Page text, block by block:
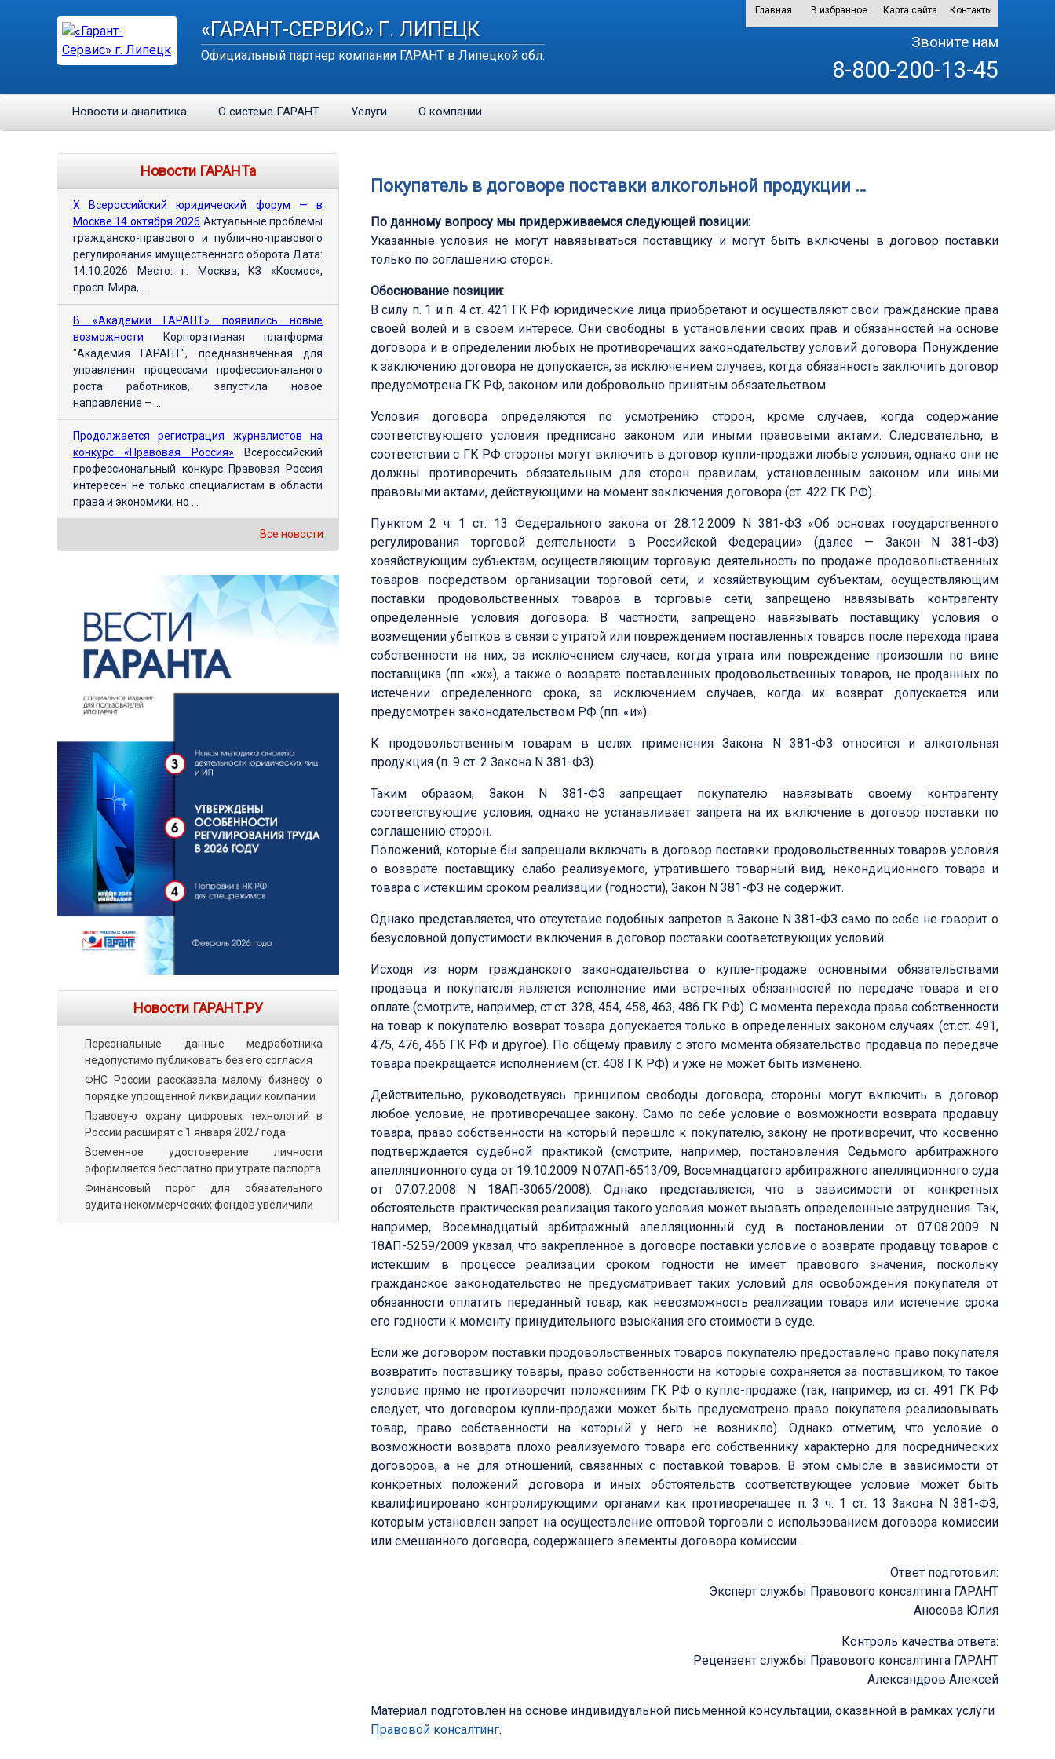
«ГАРАНТ-СЕРВИС» Г. ЛИПЕЦК
Официальный партнер компании ГАРАНТ в Липецкой обл.
Главная В избранное Карта сайта Контакты
Звоните нам
8-800-200-13-45
Новости и аналитика О системе ГАРАНТ Услуги О компании
Покупатель в договоре поставки алкогольной продукции …
По данному вопросу мы придерживаемся следующей позиции:
Указанные условия не могут навязываться поставщику и могут быть включены в договор поставки
только по соглашению сторон.
Обоснование позиции:
В силу п. 1 и п. 4 ст. 421 ГК РФ юридические лица приобретают и осуществляют свои гражданские права
своей волей и в своем интересе. Они свободны в установлении своих прав и обязанностей на основе
договора и в определении любых не противоречащих законодательству условий договора. Понуждение
к заключению договора не допускается, за исключением случаев, когда обязанность заключить договор
предусмотрена ГК РФ, законом или добровольно принятым обязательством.
Условия договора определяются по усмотрению сторон, кроме случаев, когда содержание
соответствующего условия предписано законом или иными правовыми актами. Следовательно, в
соответствии с ГК РФ стороны могут включить в договор купли-продажи любые условия, однако они не
должны противоречить обязательным для сторон правилам, установленным законом или иными
правовыми актами, действующими на момент заключения договора (ст. 422 ГК РФ).
Пунктом 2 ч. 1 ст. 13 Федерального закона от 28.12.2009 N 381-ФЗ «Об основах государственного
регулирования торговой деятельности в Российской Федерации» (далее — Закон N 381-ФЗ)
хозяйствующим субъектам, осуществляющим торговую деятельность по продаже продовольственных
товаров посредством организации торговой сети, и хозяйствующим субъектам, осуществляющим
поставки продовольственных товаров в торговые сети, запрещено навязывать контрагенту
определенные условия договора. В частности, запрещено навязывать поставщику условия о
возмещении убытков в связи с утратой или повреждением поставленных товаров после перехода права
собственности на них, за исключением случаев, когда утрата или повреждение произошли по вине
поставщика (пп. «ж»), а также о возврате поставленных продовольственных товаров, не проданных по
истечении определенного срока, за исключением случаев, когда их возврат допускается или
предусмотрен законодательством РФ (пп. «и»).
К продовольственным товарам в целях применения Закона N 381-ФЗ относится и алкогольная
продукция (п. 9 ст. 2 Закона N 381-ФЗ).
Таким образом, Закон N 381-ФЗ запрещает покупателю навязывать своему контрагенту
соответствующие условия, однако не устанавливает запрета на их включение в договор поставки по
соглашению сторон.
Положений, которые бы запрещали включать в договор поставки продовольственных товаров условия
о возврате поставщику слабо реализуемого, утратившего товарный вид, некондиционного товара и
товара с истекшим сроком реализации (годности), Закон N 381-ФЗ не содержит.
Однако представляется, что отсутствие подобных запретов в Законе N 381-ФЗ само по себе не говорит о
безусловной допустимости включения в договор поставки соответствующих условий.
Исходя из норм гражданского законодательства о купле-продаже основными обязательствами
продавца и покупателя является исполнение ими встречных обязанностей по передаче товара и его
оплате (смотрите, например, ст.ст. 328, 454, 458, 463, 486 ГК РФ). С момента перехода права собственности
на товар к покупателю возврат товара допускается только в определенных законом случаях (ст.ст. 491,
475, 476, 466 ГК РФ и другое). По общему правилу с этого момента обязательство продавца по передаче
товара прекращается исполнением (ст. 408 ГК РФ) и уже не может быть изменено.
Действительно, руководствуясь принципом свободы договора, стороны могут включить в договор
любое условие, не противоречащее закону. Само по себе условие о возможности возврата продавцу
товара, право собственности на который перешло к покупателю, закону не противоречит, что косвенно
подтверждается судебной практикой (смотрите, например, постановления Седьмого арбитражного
апелляционного суда от 19.10.2009 N 07АП-6513/09, Восемнадцатого арбитражного апелляционного суда
от 07.07.2008 N 18АП-3065/2008). Однако представляется, что в зависимости от конкретных
обстоятельств практическая реализация такого условия может вызвать определенные затруднения. Так,
например, Восемнадцатый арбитражный апелляционный суд в постановлении от 07.08.2009 N
18АП-5259/2009 указал, что закрепленное в договоре поставки условие о возврате продавцу товаров с
истекшим в процессе реализации сроком годности не имеет правового значения, поскольку
гражданское законодательство не предусматривает таких условий для освобождения покупателя от
обязанности оплатить переданный товар, как невозможность реализации товара или истечение срока
его годности к моменту принудительного взыскания его стоимости в суде.
Если же договором поставки продовольственных товаров покупателю предоставлено право покупателя
возвратить поставщику товары, право собственности на которые сохраняется за поставщиком, то такое
условие прямо не противоречит положениям ГК РФ о купле-продаже (так, например, из ст. 491 ГК РФ
следует, что договором купли-продажи может быть предусмотрено право покупателя реализовывать
товар, право собственности на который у него не возникло). Однако отметим, что условие о
возможности возврата плохо реализуемого товара его собственнику характерно для посреднических
договоров, а не для отношений, связанных с поставкой товаров. В этом смысле в зависимости от
конкретных положений договора и иных обстоятельств соответствующее условие может быть
квалифицировано контролирующими органами как противоречащее п. 3 ч. 1 ст. 13 Закона N 381-ФЗ,
которым установлен запрет на осуществление оптовой торговли с использованием договора комиссии
или смешанного договора, содержащего элементы договора комиссии.
Ответ подготовил:
Эксперт службы Правового консалтинга ГАРАНТ
Аносова Юлия
Контроль качества ответа:
Рецензент службы Правового консалтинга ГАРАНТ
Александров Алексей
Материал подготовлен на основе индивидуальной письменной консультации, оказанной в рамках услуги
Правовой консалтинг.
Новости ГАРАНТа
Х Всероссийский юридический форум — в
Москве 14 октября 2026 Актуальные проблемы
гражданско-правового и публично-правового
регулирования имущественного оборота Дата:
14.10.2026 Место: г. Москва, КЗ «Космос»,
просп. Мира, ...
В «Академии ГАРАНТ» появились новые
возможности Корпоративная платформа
"Академия ГАРАНТ", предназначенная для
управления процессами профессионального
роста работников, запустила новое
направление – ...
Продолжается регистрация журналистов на
конкурс «Правовая Россия» Всероссийский
профессиональный конкурс Правовая Россия
интересен не только специалистам в области
права и экономики, но ...
Все новости
Новости ГАРАНТ.РУ
Персональные данные медработника
недопустимо публиковать без его согласия
ФНС России рассказала малому бизнесу о
порядке упрощенной ликвидации компании
Правовую охрану цифровых технологий в
России расширят с 1 января 2027 года
Временное удостоверение личности
оформляется бесплатно при утрате паспорта
Финансовый порог для обязательного
аудита некоммерческих фондов увеличили